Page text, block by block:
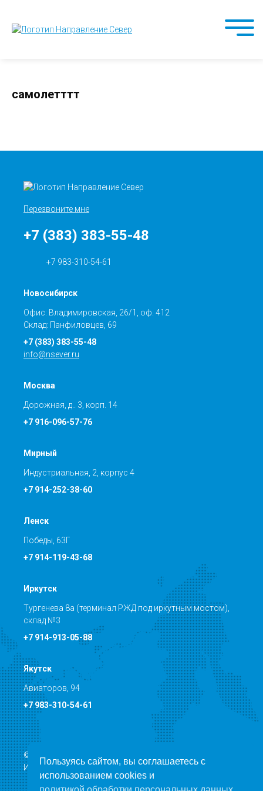
самолетттт
Перезвоните мне
+7 (383) 383-55-48
+7 983-310-54-61
Новосибирск
Офис: Владимировская, 26/1, оф. 412
Склад: Панфиловцев, 69
+7 (383) 383-55-48
info@nsever.ru
Москва
Дорожная, д.. 3, корп. 14
+7 916-096-57-76
Мирный
Индустриальная, 2, корпус 4
+7 914-252-38-60
Ленск
Победы, 63Г
+7 914-119-43-68
Иркутск
Тургенева 8а (терминал РЖД под иркутным мостом),
склад №3
+7 914-913-05-88
Якутск
Авиаторов, 94
+7 983-310-54-61
© Транспортная компания ООО «Направление Север»
ИНН: 5401366844 КПП: 540201001
Пользуясь сайтом, вы соглашаетесь с
использованием cookies и